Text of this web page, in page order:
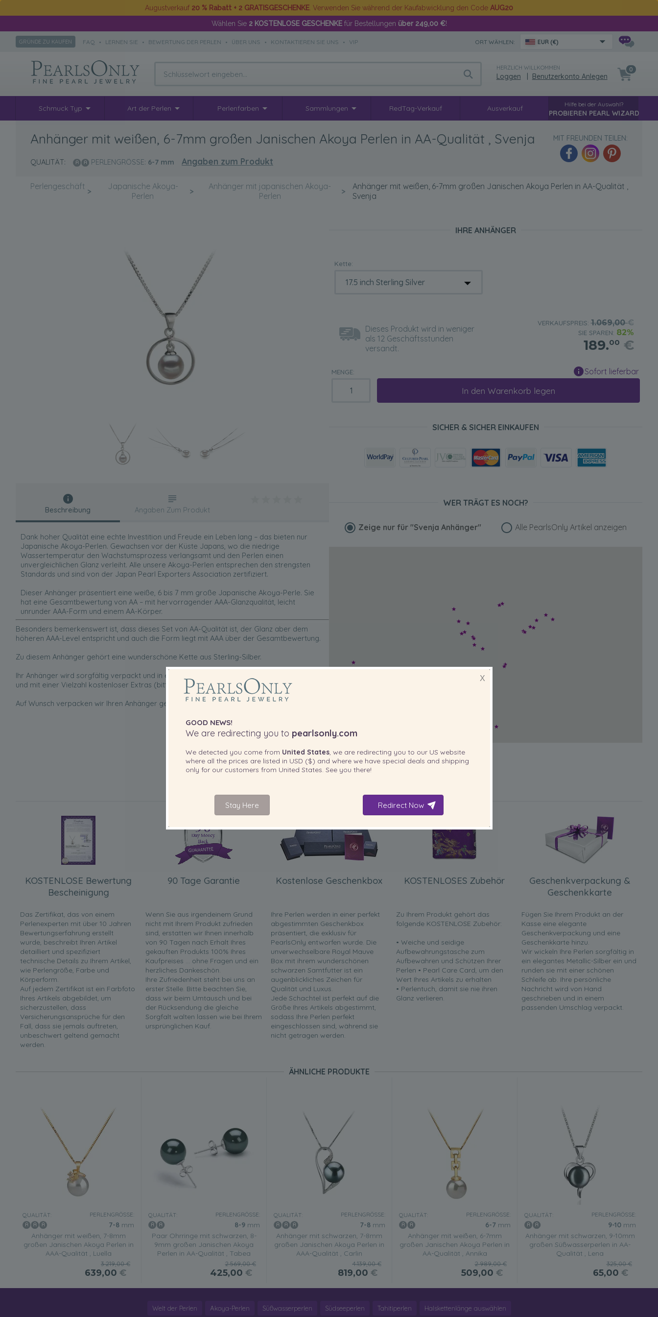
Augustverkauf 20 % Rabatt + 2 GRATISGESCHENKE . Verwenden Sie während der Kaufabwicklung den Code AUG20
Wählen Sie 2 KOSTENLOSE GESCHENKEfür Bestellungen über 249,00 €!
GRÜNDE ZU KAUFEN FAQ • LERNEN SIE • BEWERTUNG DER PERLEN • ÜBER UNS • KONTAKTIEREN SIE UNS • VIP ORT WÄHLEN: EUR (€)
HERZLICH WILLKOMMEN
Loggen Benutzerkonto Anlegen
0
Schmuck Typ Art der Perlen Perlenfarben Sammlungen RedTag-Verkauf Ausverkauf Hilfe bei der Auswahl?
PROBIEREN PEARL WIZARD
Anhänger mit weißen, 6-7mm großen Janischen Akoya Perlen in AA-Qualität , Svenja
QUALITÄT: PERLENGRÖSSE: 6-7 mm Angaben zum Produkt
MIT FREUNDEN TEILEN:
Perlengeschäft >
Japanische Akoya-
Perlen
>
Anhänger mit japanischen Akoya-
Perlen
>
Anhänger mit weißen, 6-7mm großen Janischen Akoya Perlen in AA-Qualität ,
Svenja
IHRE ANHÄNGER
Kette:
Dieses Produkt wird in weniger
als 12 Geschäftsstunden
versandt.
VERKAUFSPREIS:1.069,00€
SIE SPAREN: 82%
189.00 €
MENGE: Sofort lieferbar
In den Warenkorb legen
SICHER & SICHER EINKAUFEN
Beschreibung
Dank hoher Qualität eine echte Investition und Freude ein Leben lang – das bieten nur
Japanische Akoya-Perlen. Gewachsen vor der Küste Japans, wo die niedrige
Wassertemperatur den Wachstumsprozess verlangsamt und den Perlen einen
unvergleichlichen Glanz verleiht. Alle unsere Akoya-Perlen entsprechen den strengsten
Standards und sind von der Japan Pearl Exporters Association zertifiziert.
Dieser Anhänger präsentiert eine weiße, 6 bis 7 mm große Japanische Akoya-Perle. Sie
hat eine Gesamtbewertung von AA – mit hervorragender AAA-Glanzqualität, leicht
unrunder AAA-Form und einem AA-Körper.
Besonders bemerkenswert ist, dass dieses Set von AA-Qualität ist, der Glanz aber dem
höheren AAA-Level entspricht und auch die Form liegt mit AAA über der Gesamtbewertung.
Zu diesem Anhänger gehört eine wunderschöne Kette aus Sterling-Silber.
Ihr Anhänger wird sorgfältig verpackt und in einer eleganten, mit Samt ausgekleideten Box
und mit einer Vielzahl kostenloser Extras (bitte sehen Sie unten) versandt.
Auf Wunsch verpacken wir Ihren Anhänger gern als Geschenk, das unvergessen bleibt.
Angaben Zum Produkt
WER TRÄGT ES NOCH?
Zeige nur für "Svenja Anhänger" Alle PearlsOnly Artikel anzeigen
IN IHREM PRODUKT ENTHALTEN
KOSTENLOSE Bewertung
Bescheinigung
Das Zertifikat, das von einem
Perlenexperten mit über 10 Jahren
Bewertungserfahrung erstellt
wurde, beschreibt Ihren Artikel
detailliert und spezifiziert
technische Details zu Ihrem Artikel,
wie Perlengröße, Farbe und
Körperform.
Auf jedem Zertifikat ist ein Farbfoto
Ihres Artikels abgebildet, um
sicherzustellen, dass
Versicherungsansprüche für den
Fall, dass sie jemals auftreten,
unbeschwert geltend gemacht
werden.
90 Tage Garantie
Wenn Sie aus irgendeinem Grund
nicht mit Ihrem Produkt zufrieden
sind, erstatten wir Ihnen innerhalb
von 90 Tagen nach Erhalt Ihres
gekauften Produkts 100% Ihres
Kaufpreises ... ohne Fragen und ein
herzliches Dankeschön.
Ihre Zufriedenheit steht bei uns an
erster Stelle. Bitte beachten Sie,
dass wir beim Umtausch und bei
der Rücksendung die gleiche
Sorgfalt walten lassen wie bei Ihrem
ursprünglichen Kauf.
Kostenlose Geschenkbox
Ihre Perlen werden in einer perfekt
abgestimmten Geschenkbox
präsentiert, die exklusiv für
PearlsOnly entworfen wurde. Die
unverwechselbare Royal Mauve
Box mit ihrem wunderschönen
schwarzen Samtfutter ist ein
augenblickliches Zeichen für
Qualität und Luxus.
Jede Schachtel ist perfekt auf die
Größe Ihres Artikels abgestimmt,
sodass Ihre Perlen perfekt
eingeschlossen sind, während sie
nicht getragen werden.
KOSTENLOSES Zubehör
Zu Ihrem Produkt gehört das
folgende KOSTENLOSE Zubehör:
• Weiche und seidige
Aufbewahrungstasche zum
Aufbewahren und Schützen Ihrer
Perlen • Pearl Care Card, um den
Wert Ihres Artikels zu erhalten
• Perlentuch, damit sie nie ihren
Glanz verlieren.
Geschenkverpackung &
Geschenkkarte
Fügen Sie Ihrem Produkt an der
Kasse eine elegante
Geschenkverpackung und eine
Geschenkkarte hinzu.
Wir wickeln Ihre Perlen sorgfältig in
ein elegantes Metallic-Silber ein und
runden sie mit einer schönen
Schleife ab. Ihre persönliche
Nachricht wird von Hand
geschrieben und in einem
passenden Umschlag verpackt.
ÄHNLICHE PRODUKTE
QUALITÄT: PERLENGRÖSSE:
7-8 mm
Anhänger mit weißen, 7-8mm
großen Janischen Akoya Perlen in
AAA-Qualität , Luella
3.219,00 €
639,00 €
QUALITÄT: PERLENGRÖSSE:
8-9mm
Paar Ohrringe mit schwarzen, 8-
9mm großen Janischen Akoya
Perlen in AA-Qualität , Tabea
2.569,00 €
425,00 €
QUALITÄT: PERLENGRÖSSE:
7-8mm
Anhänger mit schwarzen, 7-8mm
großen Janischen Akoya Perlen in
AAA-Qualität , Carlin
4.139,00 €
819,00 €
QUALITÄT: PERLENGRÖSSE:
6-7 mm
Anhänger mit weißen, 6-7mm
großen Janischen Akoya Perlen in
AA-Qualität , Annika
2.989,00 €
509,00 €
QUALITÄT: PERLENGRÖSSE:
9-10mm
Anhänger mit schwarzen, 9-10mm
großen Süßwasserperlen in AA-
Qualität , Lena
325,00 €
65,00 €
Welt der Perlen Akoya-Perlen Süßwasserperlen Südseeperlen Tahitiperlen Halskettenlänge auswählen
X
GOOD NEWS!
We are redirecting you to pearlsonly.com
We detected you come from United States, we are redirecting you to our US website
where all the prices are listed in USD ($) and where we have special deals and shipping
only for our customers from United States . See you there!
Stay Here Redirect Now